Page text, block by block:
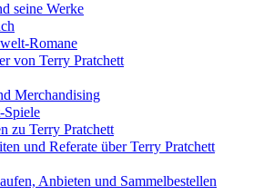
seine Werke
Romane
von Terry Pratchett
Merchandising
zu Terry Pratchett
und Referate über Terry Pratchett
Anbieten und Sammelbestellen